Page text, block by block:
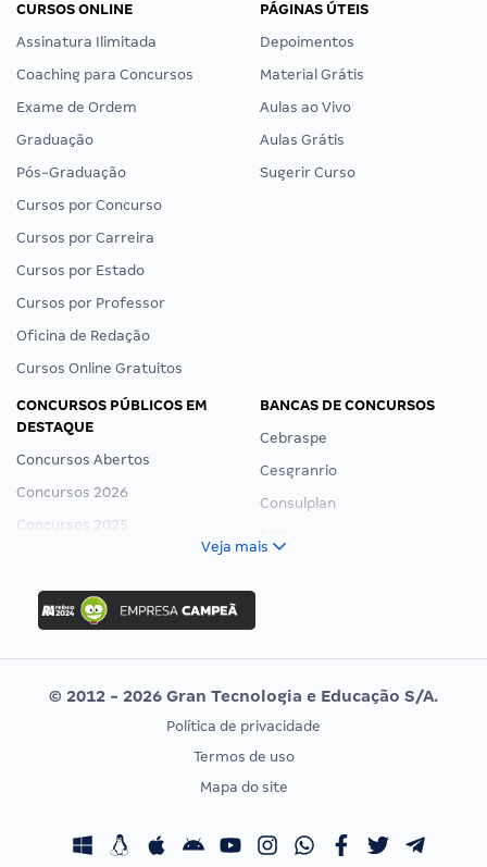
CURSOS ONLINE
Assinatura Ilimitada
Coaching para Concursos
Exame de Ordem
Graduação
Pós-Graduação
Cursos por Concurso
Cursos por Carreira
Cursos por Estado
Cursos por Professor
Oficina de Redação
Cursos Online Gratuitos
PÁGINAS ÚTEIS
Depoimentos
Material Grátis
Aulas ao Vivo
Aulas Grátis
Sugerir Curso
CONCURSOS PÚBLICOS EM
DESTAQUE
Concursos Abertos
Concursos 2026
Concursos 2025
Concurso Ibama
Concurso MPU
Editais publicados
BANCAS DE CONCURSOS
Cebraspe
Cesgranrio
Consulplan
Vunesp
CONCURSOS POR PROFISSÃO
Concursos Fiscais
EXAME DE ORDEM
Calendário OAB
Veja mais
© 2012 - 2026 Gran Tecnologia e Educação S/A.
Política de privacidade
Termos de uso
Mapa do site